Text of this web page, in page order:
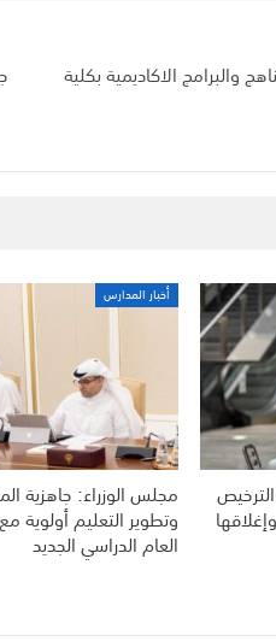
والبرامج الاكاديمية بكلية
الترخيص
أخبار المدارس
مجلس الوزراء: جاهزية
وتطوير التعليم أولوية
العام الدراسي الجديد